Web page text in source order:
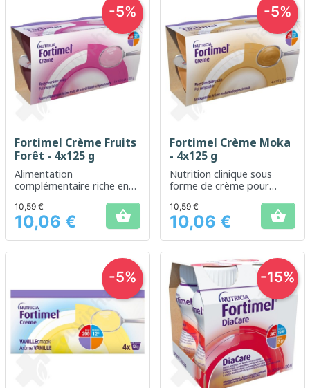
Fortimel Crème Fruits
Forêt - 4x125 g
Alimentation
complémentaire riche en
conçu pour les besoins
diététiques en cas de
malnutrition
Prix
10,59 €
10,06 € 
-5%
Fortimel Crème Moka
- 4x125 g
Nutrition clinique sous
forme de crème pour
nutritionnels
Prix
10,59 €
10,06 € 
-5%
-5% -15%